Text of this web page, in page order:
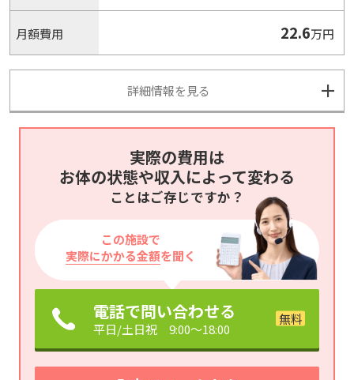
月額費用 22.6万円
詳細情報を見る
実際の費用は
お体の状態や収入によって変わる
ことはご存じですか？
この施設で
実際にかかる金額を聞く
電話で問い合わせる
平日/土日祝 9:00～18:00